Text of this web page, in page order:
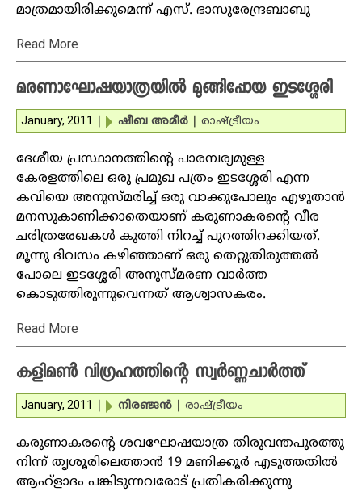
മാത്രമായിരിക്കുമെന്ന് എസ്. ഭാസുരേന്ദ്രബാബു
Read More
മരണാഘോഷയാത്രയില്‍ മുങ്ങിപ്പോയ ഇടശ്ശേരി
January, 2011 ഷീബ അമീര്‍ രാഷ്ട്രീയം
ദേശീയ പ്രസ്ഥാനത്തിന്റെ പാരമ്പര്യമുള്ള
കേരളത്തിലെ ഒരു പ്രമുഖ പത്രം ഇടശ്ശേരി എന്ന
കവിയെ അനുസ്മരിച്ച് ഒരു വാക്കുപോലും എഴുതാന്‍
മനസുകാണിക്കാതെയാണ് കരുണാകരന്റെ വീര
ചരിത്രരേഖകള്‍ കുത്തി നിറച്ച് പുറത്തിറക്കിയത്.
മൂന്നു ദിവസം കഴിഞ്ഞാണ് ഒരു തെറ്റുതിരുത്തല്‍
പോലെ ഇടശ്ശേരി അനുസ്മരണ വാര്‍ത്ത
കൊടുത്തിരുന്നുവെന്നത് ആശ്വാസകരം.
Read More
കളിമണ്‍ വിഗ്രഹത്തിന്റെ സ്വര്‍ണ്ണചാര്‍ത്ത്‌
January, 2011 നിരഞ്ജന്‍ രാഷ്ട്രീയം
കരുണാകരന്റെ ശവഘോഷയാത്ര തിരുവന്തപുരത്തു
നിന്ന് തൃശൂരിലെത്താന്‍ 19 മണിക്കൂര്‍ എടുത്തതില്‍
ആഹ്‌ളാദം പങ്കിടുന്നവരോട് പ്രതികരിക്കുന്നു